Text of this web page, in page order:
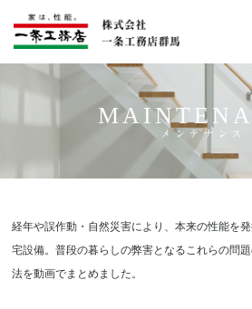
メンテナンス
経年や誤作動・自然災害により、本来の性能を
宅設備。普段の暮らしの弊害となるこれらの問
法を動画でまとめました。